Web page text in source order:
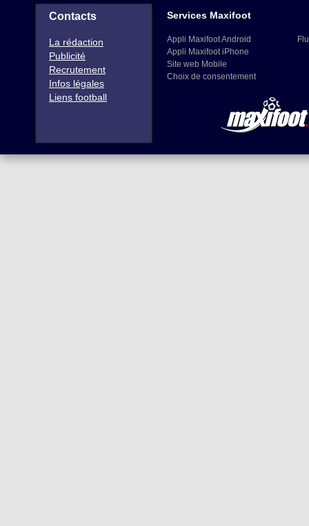
Contacts
La rédaction
Publicité
Recrutement
Infos légales
Liens football
Services Maxifoot
Appli Maxifoot Android
Appli Maxifoot iPhone
Site web Mobile
Choix de consentement